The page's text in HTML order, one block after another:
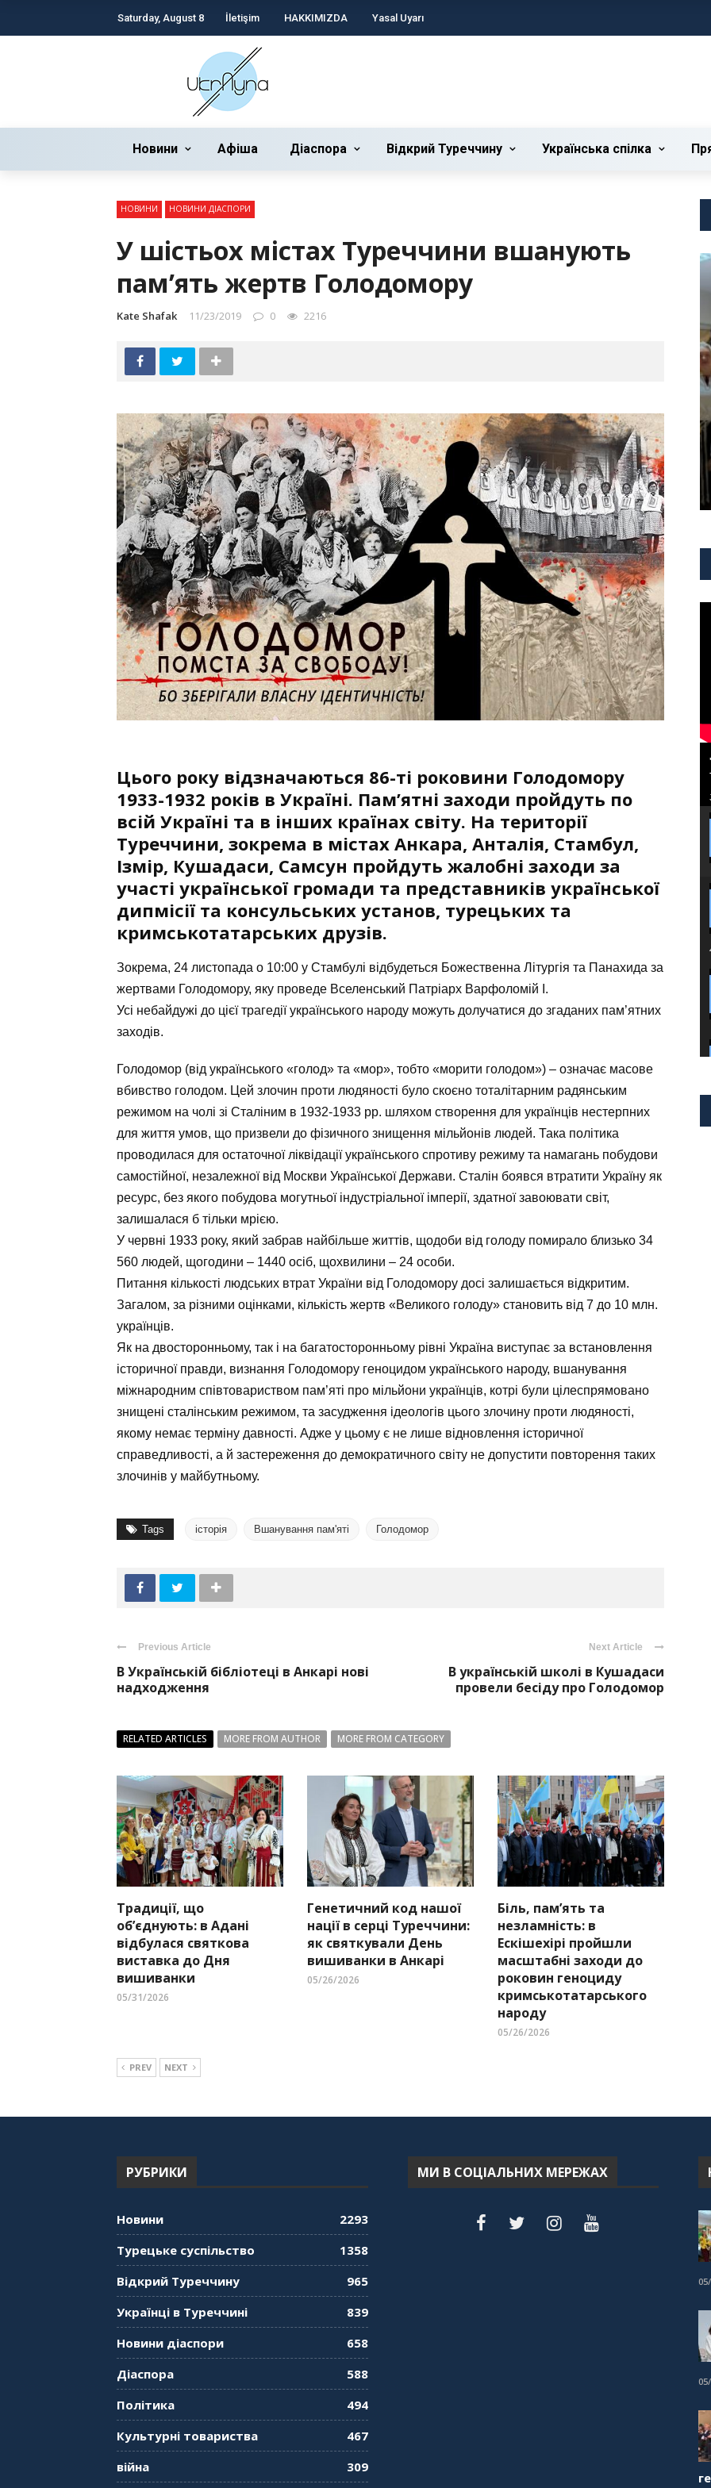
Saturday, August 8 İletişim HAKKIMIZDA Yasal Uyarı
Новини Афіша Діаспора Відкрий Туреччину Українська cпілка
НОВИНИ НОВИНИ ДІАСПОРИ
У шістьох містах Туреччини вшанують
пам’ять жертв Голодомору
Kate Shafak 11/23/2019 0 2216
Цього року відзначаються 86-ті роковини Голодомору
1933-1932 років в Україні. Пам’ятні заходи пройдуть по
всій Україні та в інших країнах світу. На території
Туреччини, зокрема в містах Анкара, Анталія, Стамбул,
Ізмір, Кушадаси, Самсун пройдуть жалобні заходи за
участі української громади та представників української
дипмісії та консульських установ, турецьких та
кримськотатарських друзів.
Зокрема, 24 листопада о 10:00 у Стамбулі відбудеться Божественна Літургія та Панахида за
жертвами Голодомору, яку проведе Вселенський Патріарх Варфоломій І.
Усі небайдужі до цієї трагедії українського народу можуть долучатися до згаданих пам’ятних
заходів.
Голодомор (від українського «голод» та «мор», тобто «морити голодом») – означає масове
вбивство голодом. Цей злочин проти людяності було скоєно тоталітарним радянським
режимом на чолі зі Сталіним в 1932-1933 рр. шляхом створення для українців нестерпних
для життя умов, що призвели до фізичного знищення мільйонів людей. Така політика
проводилася для остаточної ліквідації українського спротиву режиму та намагань побудови
самостійної, незалежної від Москви Української Держави. Сталін боявся втратити Україну як
ресурс, без якого побудова могутньої індустріальної імперії, здатної завоювати світ,
залишалася б тільки мрією.
У червні 1933 року, який забрав найбільше життів, щодоби від голоду помирало близько 34
560 людей, щогодини – 1440 осіб, щохвилини – 24 особи.
Питання кількості людських втрат України від Голодомору досі залишається відкритим.
Загалом, за різними оцінками, кількість жертв «Великого голоду» становить від 7 до 10 млн.
українців.
Як на двосторонньому, так і на багатосторонньому рівні Україна виступає за встановлення
історичної правди, визнання Голодомору геноцидом українського народу, вшанування
міжнародним співтовариством пам’яті про мільйони українців, котрі були цілеспрямовано
знищені сталінським режимом, та засудження ідеологів цього злочину проти людяності,
якому немає терміну давності. Адже у цьому є не лише відновлення історичної
справедливості, а й застереження до демократичного світу не допустити повторення таких
злочинів у майбутньому.
Tags історія Вшанування пам'яті Голодомор
Previous Article
В Українській бібліотеці в Анкарі нові
надходження
Next Article
В українській школі в Кушадаси
провели бесіду про Голодомор
RELATED ARTICLES MORE FROM AUTHOR MORE FROM CATEGORY
Традиції, що
об’єднують: в Адані
відбулася святкова
виставка до Дня
вишиванки
05/31/2026
Генетичний код нашої
нації в серці Туреччини:
як святкували День
вишиванки в Анкарі
05/26/2026
Біль, пам’ять та
незламність: в
Ескішехірі пройшли
масштабні заходи до
роковин геноциду
кримськотатарського
народу
05/26/2026
PREV NEXT
РУБРИКИ
Новини
2293
Турецьке суспільство
1358
Відкрий Туреччину
965
Українці в Туреччині
839
Новини діаспори
658
Діаспора
588
Політика
494
Культурні товариства
467
війна
309
МИ В СОЦІАЛЬНИХ МЕРЕЖАХ